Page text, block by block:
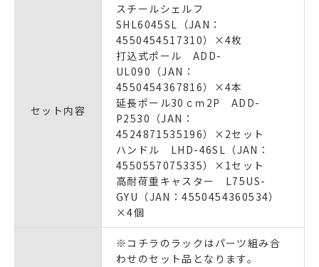
セット内容
スチールシェルフ
SHL6045SL（JAN：
4550454517310）×4枚
打込式ポール ADD-
UL090（JAN：
4550454367816）×4本
延長ポール30ｃｍ2P ADD-
P2530（JAN：
4524871535196）×2セット
ハンドル LHD-46SL（JAN：
4550557075335）×1セット
高耐荷重キャスター L75US-
GYU（JAN：4550454360534）
×4個
※コチラのラックはパーツ組み合
わせのセット品となります。